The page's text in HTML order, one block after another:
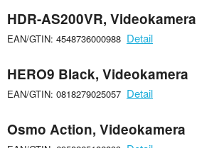
HDR-AS200VR, Videokamera
EAN/GTIN: 4548736000988 Detail
HERO9 Black, Videokamera
EAN/GTIN: 0818279025057 Detail
Osmo Action, Videokamera